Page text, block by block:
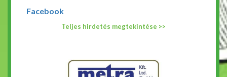
Facebook
Teljes hirdetés megtekintése >>